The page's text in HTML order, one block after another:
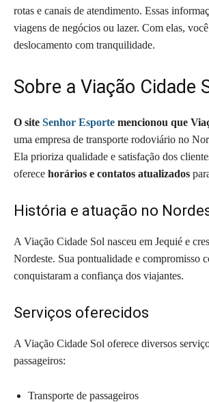
rotas e canais de atendimento. Essas
viagens de negócios ou lazer. Com elas,
deslocamento com tranquilidade.
Sobre a Viação Cidade
O site Senhor Esporte mencionou que
uma empresa de transporte rodoviário no
Ela prioriza qualidade e satisfação dos
oferece horários e contatos atualizados
História e atuação no
A Viação Cidade Sol nasceu em Jequié e
Nordeste. Sua pontualidade e compromisso
conquistaram a confiança dos viajantes.
Serviços oferecidos
A Viação Cidade Sol oferece diversos
passageiros:
Transporte de passageiros